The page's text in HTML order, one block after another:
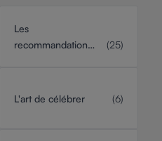
Les
recommandations
(25)
L'art de célébrer (6)